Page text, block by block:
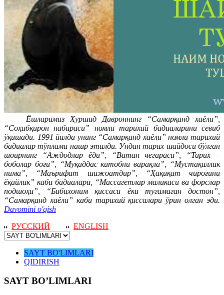
Ёшларимиз Хуршид Давроннинг “Самарқанд хаёли”,
“Соҳибқирон набираси” номли тарихий бадиаларини севиб
ўқишади. 1991 йилда унинг “Самарқанд хаёли” номли тарихий
бадиалар тўплами нашр этилди. Ундан тарих шайдоси бўлган
шоирнинг “Аждодлар ёди”, “Ватан чегараси”, “Тарих –
боболар боғи”, “Муқаддас китобни варақла”, “Мустақиллик
нима”, “Маърифат шижоатдир”, “Ҳақиқат чироғини
ёқайлик” каби бадиалари, “Массагетлар маликаси ва форслар
подшоҳи”, “Бибихоним қиссаси ёки тугамаган достон”,
“Самарқанд хаёли” каби тарихий қиссалари ўрин олган эди.
Davomini o'qish
РУССКИЙ
ENGLISH
SAYT BO'LIMLARI
QIDIRISH
SAYT BO’LIMLARI